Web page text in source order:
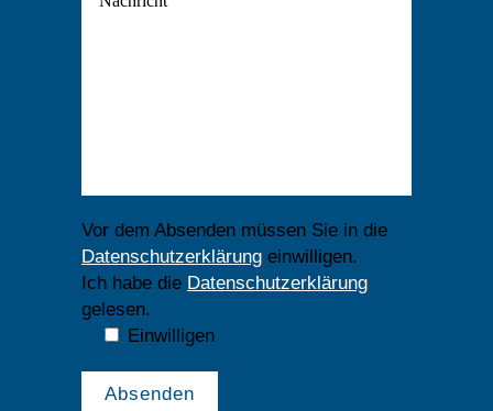
Vor dem Absenden müssen Sie in die
Datenschutzerklärung einwilligen.
Ich habe die Datenschutzerklärung
gelesen.
Einwilligen